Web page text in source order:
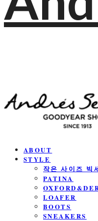
ABOUT
STYLE
작은 사이즈 빅
PATINA
LOAFER
BOOTS
SNEAKERS